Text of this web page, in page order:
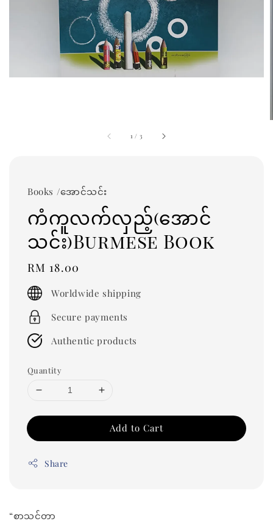
1 / 3
Books /အောင်သင်း
ကံကူလက်လှည့်(အောင်
သင်း)Burmese Book
Regular
price
RM 18.00
Worldwide shipping
Secure payments
Authentic products
Quantity
Add to Cart
Share
“စာသင်တာ